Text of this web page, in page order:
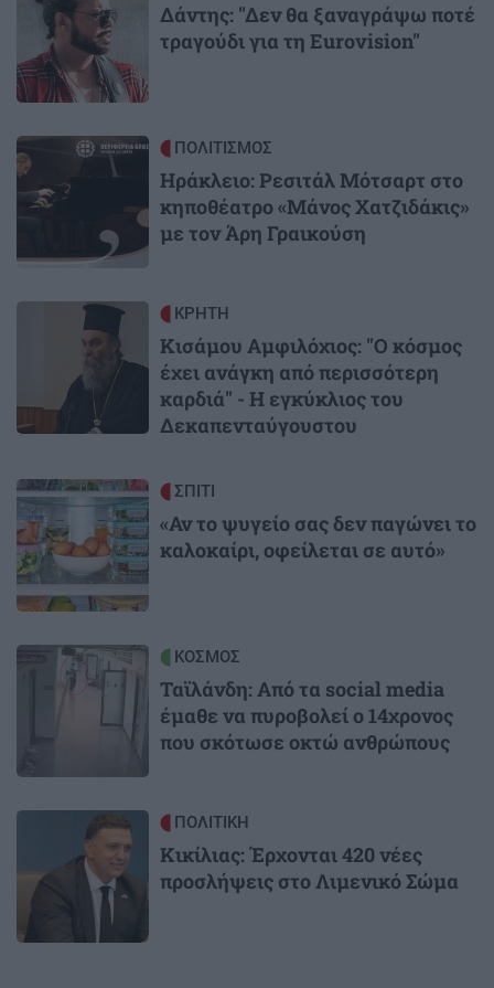
Δάντης: "Δεν θα ξαναγράψω ποτέ
τραγούδι για τη Eurovision"
Image ΠΟΛΙΤΙΣΜΟΣ
Ηράκλειο: Ρεσιτάλ Μότσαρτ στο
κηποθέατρο «Μάνος Χατζιδάκις»
με τον Άρη Γραικούση
ΚΡΗΤΗ
Κισάμου Αμφιλόχιος: "Ο κόσμος
έχει ανάγκη από περισσότερη
καρδιά" - Η εγκύκλιος του
Δεκαπενταύγουστου
Image ΣΠΙΤΙ
«Αν το ψυγείο σας δεν παγώνει το
καλοκαίρι, οφείλεται σε αυτό»
Image ΚΟΣΜΟΣ
Ταϊλάνδη: Από τα social media
έμαθε να πυροβολεί ο 14χρονος
που σκότωσε οκτώ ανθρώπους
ΠΟΛΙΤΙΚΗ
Κικίλιας: Έρχονται 420 νέες
προσλήψεις στο Λιμενικό Σώμα